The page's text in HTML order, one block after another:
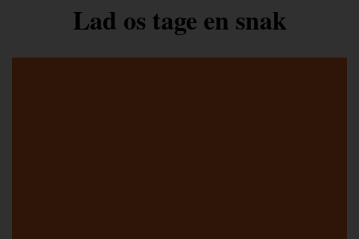
Lad os tage en snak